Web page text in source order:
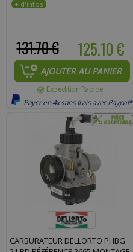
125.10 €
131.70 €
AJOUTER AU PANIER
Expédition Rapide
Payer en 4x sans frais avec Paypal*
CARBURATEUR DELLORTO PHBG